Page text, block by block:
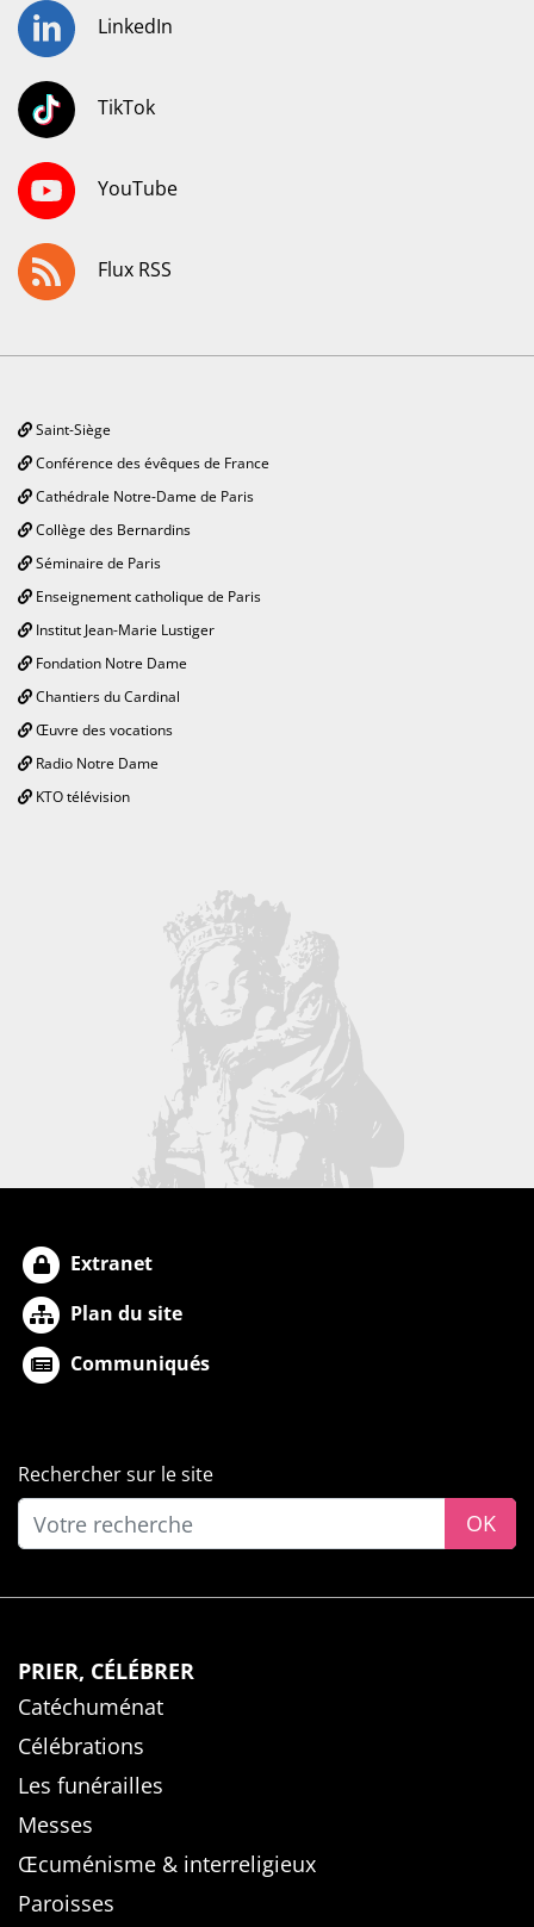
LinkedIn
TikTok
YouTube
Flux RSS
Saint-Siège
Conférence des évêques de France
Cathédrale Notre-Dame de Paris
Collège des Bernardins
Séminaire de Paris
Enseignement catholique de Paris
Institut Jean-Marie Lustiger
Fondation Notre Dame
Chantiers du Cardinal
Œuvre des vocations
Radio Notre Dame
KTO télévision
Extranet
Plan du site
Communiqués
Rechercher sur le site
OK
PRIER, CÉLÉBRER
Catéchuménat
Célébrations
Les funérailles
Messes
Œcuménisme & interreligieux
Paroisses